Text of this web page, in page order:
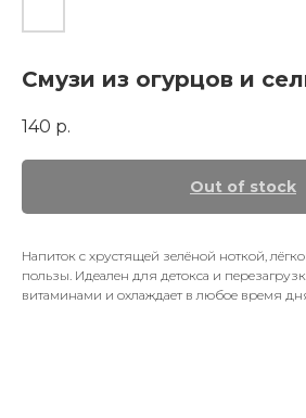
Смузи из огурцов и
140 р.
Out of stock
Напиток с хрустящей зелёной ноткой,
пользы. Идеален для детокса и
витаминами и охлаждает в любое время